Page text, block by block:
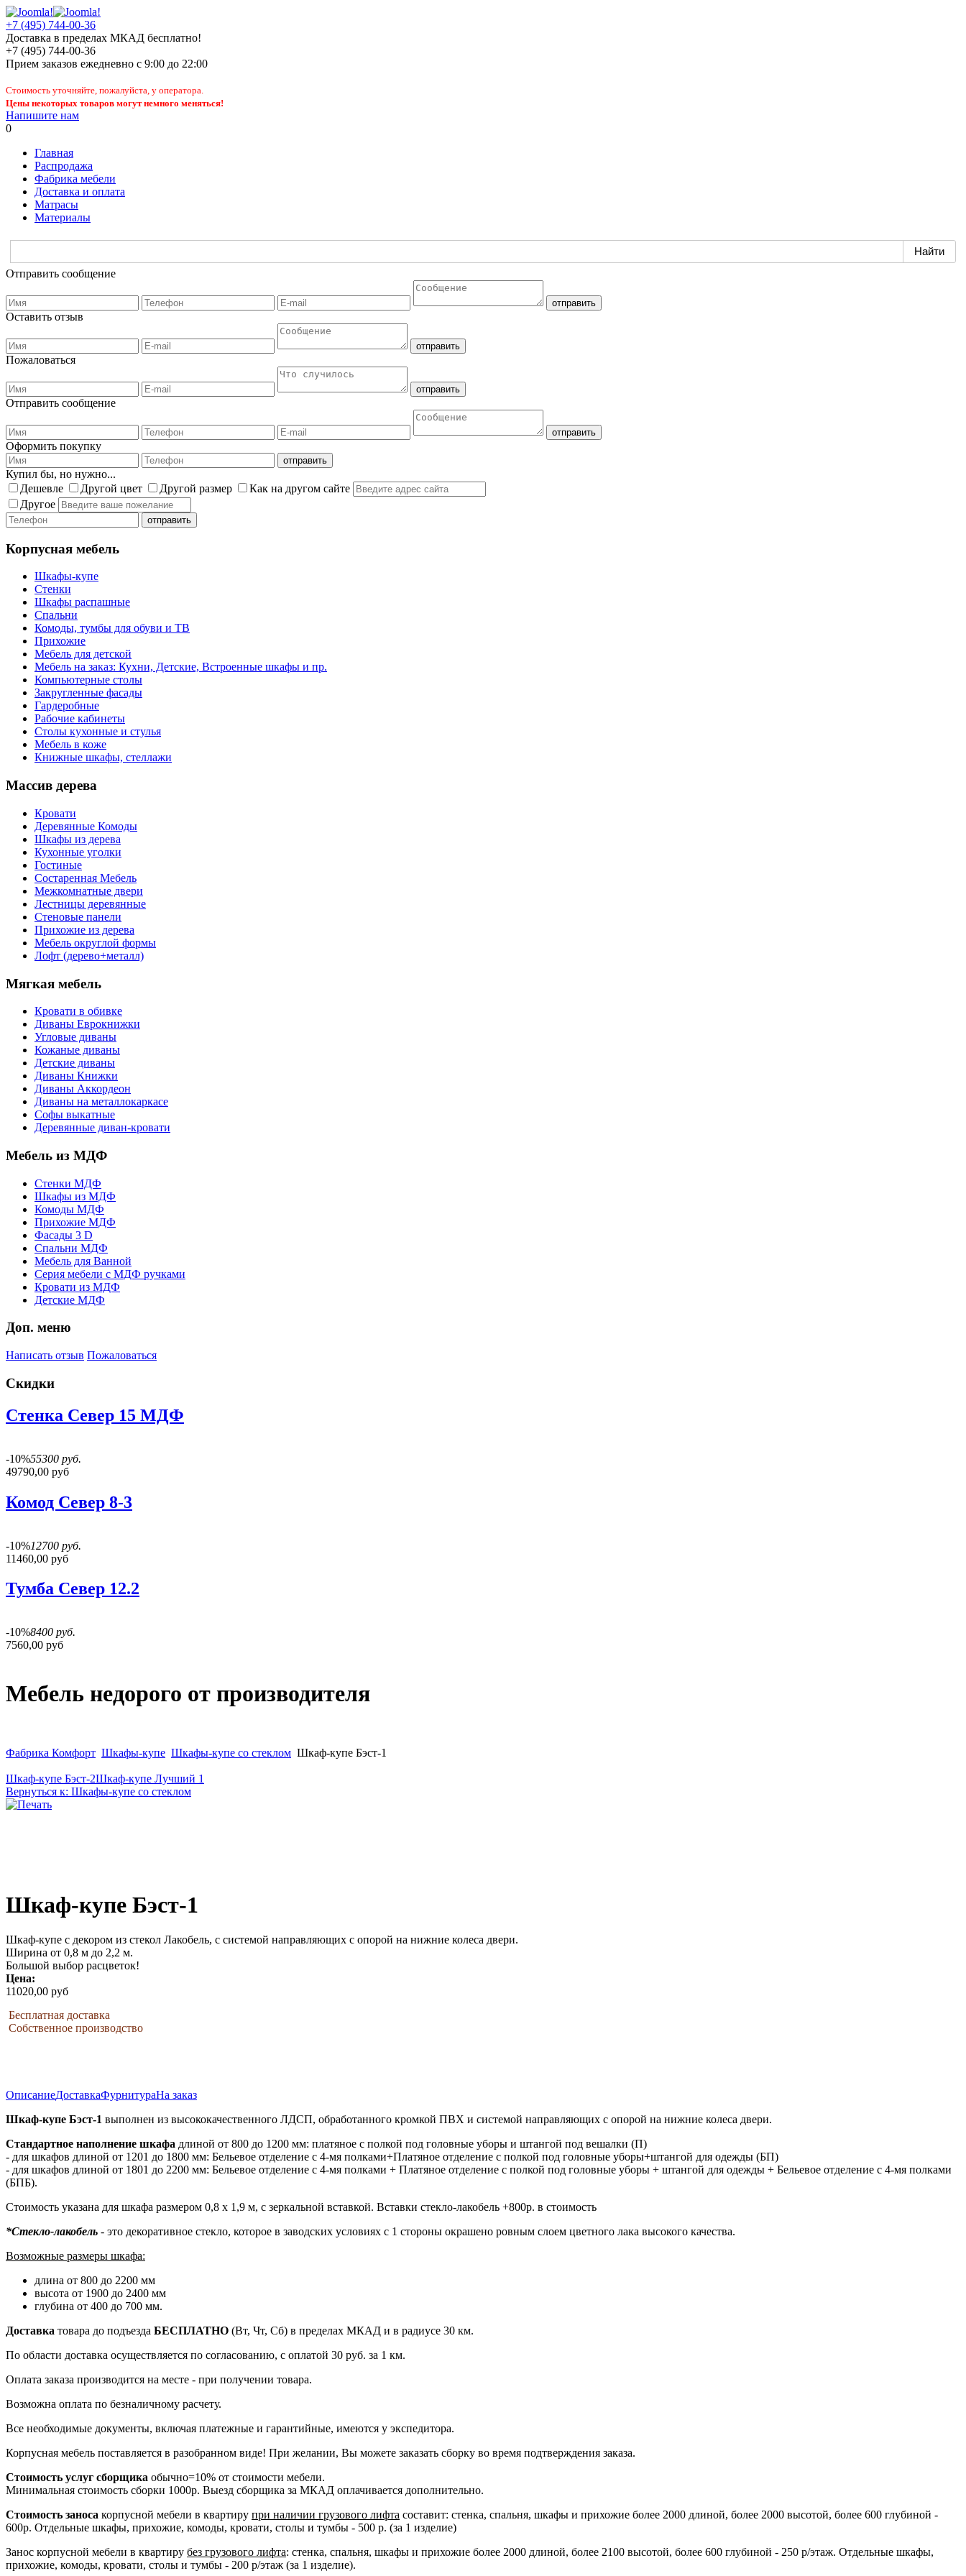
+7 (495) 744-00-36
Доставка в пределах МКАД бесплатно!
+7 (495) 744-00-36
Прием заказов ежедневно с 9:00 до 22:00
Стоимость уточняйте, пожалуйста, у оператора.
Цены некоторых товаров могут немного меняться!
Напишите нам
0
Главная
Распродажа
Фабрика мебели
Доставка и оплата
Матрасы
Материалы
Отправить сообщение
Оставить отзыв
Пожаловаться
Отправить сообщение
Оформить покупку
Купил бы, но нужно...
Дешевле
Другой цвет Другой размер
Как на другом сайте
Другое
Корпусная мебель
Шкафы-купе
Стенки
Шкафы распашные
Спальни
Комоды, тумбы для обуви и ТВ
Прихожие
Мебель для детской
Мебель на заказ: Кухни, Детские, Встроенные шкафы и пр.
Компьютерные столы
Закругленные фасады
Гардеробные
Рабочие кабинеты
Столы кухонные и стулья
Мебель в коже
Книжные шкафы, стеллажи
Массив дерева
Кровати
Деревянные Комоды
Шкафы из дерева
Кухонные уголки
Гостиные
Состаренная Мебель
Межкомнатные двери
Лестницы деревянные
Стеновые панели
Прихожие из дерева
Мебель округлой формы
Лофт (дерево+металл)
Мягкая мебель
Кровати в обивке
Диваны Еврокнижки
Угловые диваны
Кожаные диваны
Детские диваны
Диваны Книжки
Диваны Аккордеон
Диваны на металлокаркасе
Софы выкатные
Деревянные диван-кровати
Мебель из МДФ
Стенки МДФ
Шкафы из МДФ
Комоды МДФ
Прихожие МДФ
Фасады 3 D
Спальни МДФ
Мебель для Ванной
Серия мебели с МДФ ручками
Кровати из МДФ
Детские МДФ
Доп. меню
Написать отзыв Пожаловаться
Скидки
Стенка Север 15 МДФ
-10%55300 руб.
49790,00 руб
Комод Север 8-3
-10%12700 руб.
11460,00 руб
Тумба Север 12.2
-10%8400 руб.
7560,00 руб
Мебель недорого от производителя
Фабрика Комфорт Шкафы-купе Шкафы-купе со стеклом Шкаф-купе Бэст-1
Шкаф-купе Бэст-2Шкаф-купе Лучший 1
Вернуться к: Шкафы-купе со стеклом
Шкаф-купе Бэст-1
Шкаф-купе с декором из стекол Лакобель, с системой направляющих с опорой на нижние колеса двери.
Ширина от 0,8 м до 2,2 м.
Большой выбор расцветок!
Цена:
11020,00 руб
Бесплатная доставка
Собственное производство
ОписаниеДоставкаФурнитураНа заказ
Шкаф-купе Бэст-1 выполнен из высококачественного ЛДСП, обработанного кромкой ПВХ и системой направляющих с опорой на нижние колеса двери.
Стандартное наполнение шкафа длиной от 800 до 1200 мм: платяное с полкой под головные уборы и штангой под вешалки (П)
- для шкафов длиной от 1201 до 1800 мм: Бельевое отделение с 4-мя полками+Платяное отделение с полкой под головные уборы+штангой для одежды (БП)
- для шкафов длиной от 1801 до 2200 мм: Бельевое отделение с 4-мя полками + Платяное отделение с полкой под головные уборы + штангой для одежды + Бельевое отделение с 4-мя полками
(БПБ).
Стоимость указана для шкафа размером 0,8 х 1,9 м, с зеркальной вставкой. Вставки стекло-лакобель +800р. в стоимость
*Стекло-лакобель - это декоративное стекло, которое в заводских условиях с 1 стороны окрашено ровным слоем цветного лака высокого качества.
Возможные размеры шкафа:
длина от 800 до 2200 мм
высота от 1900 до 2400 мм
глубина от 400 до 700 мм.
Доставка товара до подъезда БЕСПЛАТНО (Вт, Чт, Сб) в пределах МКАД и в радиусе 30 км.
По области доставка осуществляется по согласованию, с оплатой 30 руб. за 1 км.
Оплата заказа производится на месте - при получении товара.
Возможна оплата по безналичному расчету.
Все необходимые документы, включая платежные и гарантийные, имеются у экспедитора.
Корпусная мебель поставляется в разобранном виде! При желании, Вы можете заказать сборку во время подтверждения заказа.
Стоимость услуг сборщика обычно=10% от стоимости мебели.
Минимальная стоимость сборки 1000р. Выезд сборщика за МКАД оплачивается дополнительно.
Стоимость заноса корпусной мебели в квартиру при наличии грузового лифта составит: стенка, спальня, шкафы и прихожие более 2000 длиной, более 2000 высотой, более 600 глубиной -
600р. Отдельные шкафы, прихожие, комоды, кровати, столы и тумбы - 500 р. (за 1 изделие)
Занос корпусной мебели в квартиру без грузового лифта: стенка, спальня, шкафы и прихожие более 2000 длиной, более 2100 высотой, более 600 глубиной - 250 р/этаж. Отдельные шкафы,
прихожие, комоды, кровати, столы и тумбы - 200 р/этаж (за 1 изделие).